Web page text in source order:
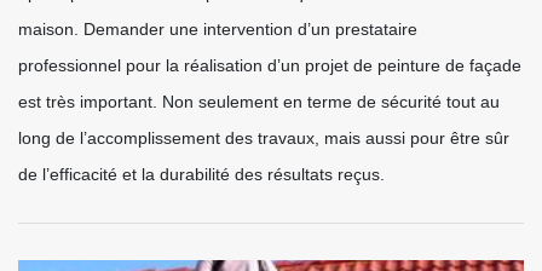
maison. Demander une intervention d’un prestataire
professionnel pour la réalisation d’un projet de peinture de façade
est très important. Non seulement en terme de sécurité tout au
long de l’accomplissement des travaux, mais aussi pour être sûr
de l’efficacité et la durabilité des résultats reçus.